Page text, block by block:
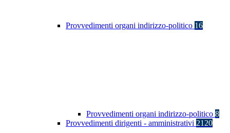
Provvedimenti organi indirizzo-politico 16
Provvedimenti organi indirizzo-politico 8
Provvedimenti dirigenti - amministrativi 2120